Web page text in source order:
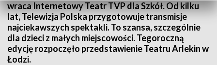
wraca Internetowy Teatr TVP dla Szkół. Od kilku
lat, Telewizja Polska przygotowuje transmisje
najciekawszych spektakli. To szansa, szczególnie
dla dzieci z małych miejscowości. Tegoroczną
edycję rozpoczęło przedstawienie Teatru Arlekin w
Łodzi.